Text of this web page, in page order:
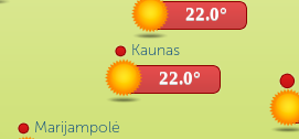
Kaunas
22.0°
Marijampolė
22.0°